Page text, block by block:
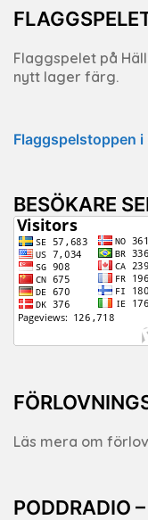
Flaggspelet på
nytt lager färg.
Flaggspelstoppen i
BESÖKARE
Läs mera om
PODDRADIO